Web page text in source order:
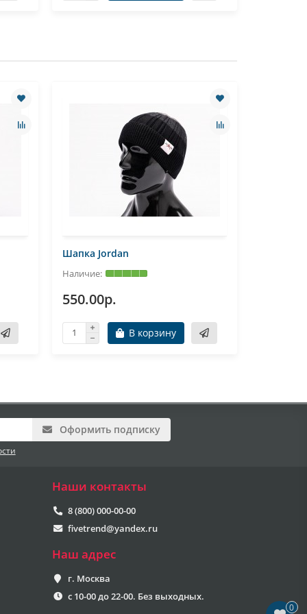
Шапка Jordan
550.00р.
В корзину
Оформить подписку
Наши контакты
8 (800) 000-00-00
fivetrend@yandex.ru
Наш адрес
г. Москва
с 10-00 до 22-00. Без выходных.
0